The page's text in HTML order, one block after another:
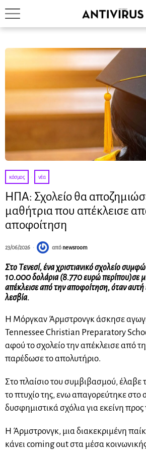
κόσμος · νέα
ΗΠΑ: Σχολείο θα
μαθήτρια που απέκλεισε
αποφοίτηση
23/06/2026 από newsroom
Στο Τενεσί, ένα χριστιανικό σχολείο
10.000 δολάρια(8.770 ευρώ περίπου)σε
απέκλεισε από την αποφοίτηση, όταν
λεσβία.
Η Μόργκαν Άρμστρονγκ άσκησε
Tennessee Christian Preparatory
αφού το σχολείο την απέκλεισε από
παρέδωσε το απολυτήριο.
Στο πλαίσιο του συμβιβασμού, έλαβε
το πτυχίο της, ενω απαγορεύτηκε στο
δυσφημιστικά σχόλια για εκείνη
Η Άρμστρονγκ, μια διακεκριμένη
κάνει coming out στα μέσα